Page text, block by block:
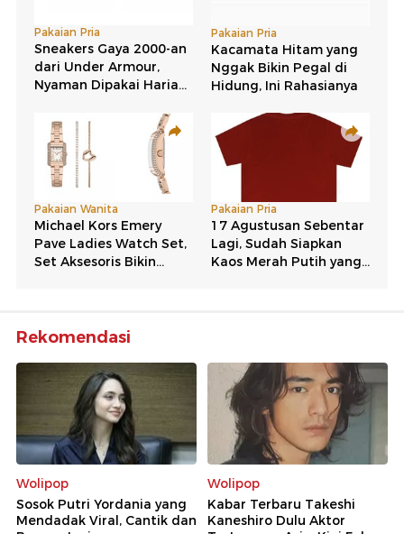
Rekomendasi
Wolipop
Sosok Putri Yordania yang
Mendadak Viral, Cantik dan
Wolipop
Kabar Terbaru Takeshi
Kaneshiro Dulu Aktor